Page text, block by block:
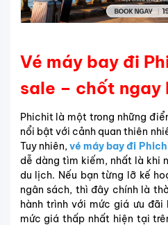
Vé máy bay đi
sale – chốt ngay
Phichit là một trong những
nổi bật với cảnh quan thiên
Tuy nhiên,vé máy bay đi
dễ dàng tìm kiếm, nhất là khi
du lịch. Nếu bạn từng lỡ kế
ngân sách, thì đây chính là
hành trình với mức giá ưu
mức giá thấp nhất hiện tại